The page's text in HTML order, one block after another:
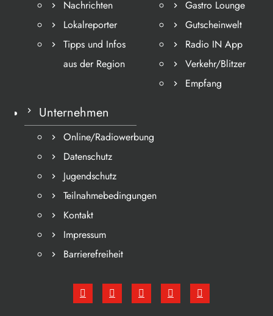
Nachrichten
Lokalreporter
Tipps und Infos
aus der Region
Gastro Lounge
Gutscheinwelt
Radio IN App
Verkehr/Blitzer
Empfang
Unternehmen
Online/Radiowerbung
Datenschutz
Jugendschutz
Teilnahmebedingungen
Kontakt
Impressum
Barrierefreiheit